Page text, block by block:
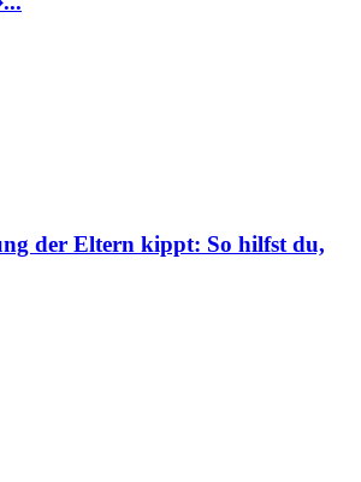
der Eltern kippt: So hilfst du,